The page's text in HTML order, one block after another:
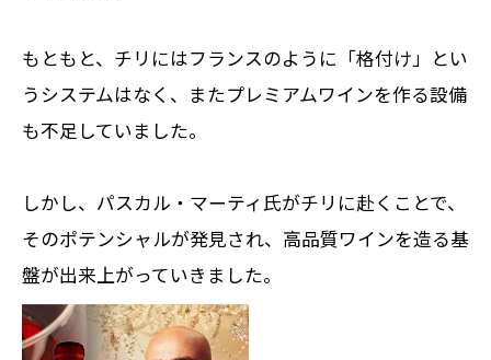
もともと、チリにはフランスのように「格付け」とい
うシステムはなく、またプレミアムワインを作る設備
も不足していました。
しかし、パスカル・マーティ氏がチリに赴くことで、
そのポテンシャルが発見され、 高品質ワインを造る基
盤が出来上がっていきました。